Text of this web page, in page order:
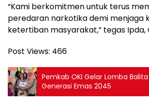
“Kami berkomitmen untuk terus
peredaran narkotika demi menjaga
ketertiban masyarakat,” tegas Ipda,
Post Views: 466
Pemkab OKI Gelar Lomba
Generasi Emas 2045